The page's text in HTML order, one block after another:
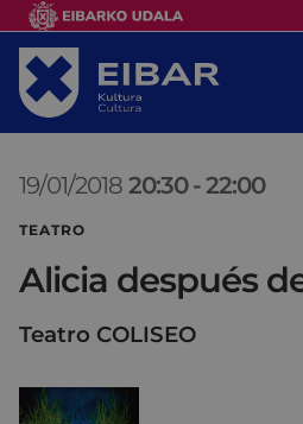
19/01/2018 20:30 -22:00
TEATRO
Alicia después
Teatro COLISEO